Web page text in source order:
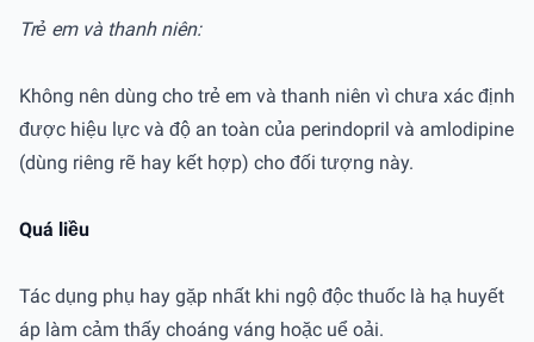
Trẻ em và thanh niên:
Không nên dùng cho trẻ em và thanh niên vì chưa xác định
được hiệu lực và độ an toàn của perindopril và amlodipine
(dùng riêng rẽ hay kết hợp) cho đối tượng này.
Quá liều
Tác dụng phụ hay gặp nhất khi ngộ độc thuốc là hạ huyết
áp làm cảm thấy choáng váng hoặc uể oải.